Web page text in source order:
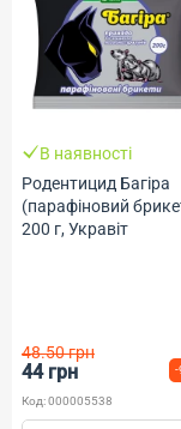
В наявності
Родентицид Багіра
(парафіновий
200 г, Укравіт
48.50 грн
44 грн -
Код: 000005538